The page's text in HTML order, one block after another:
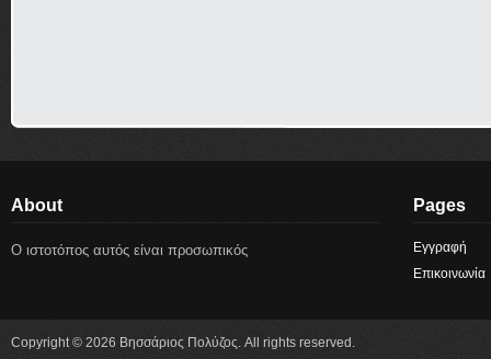
About
Ο ιστοτόπος αυτός είναι προσωπικός
Pages
Εγγραφή
Επικοινωνία
Copyright © 2026 Βησσάριος Πολύζος. All rights reserved.